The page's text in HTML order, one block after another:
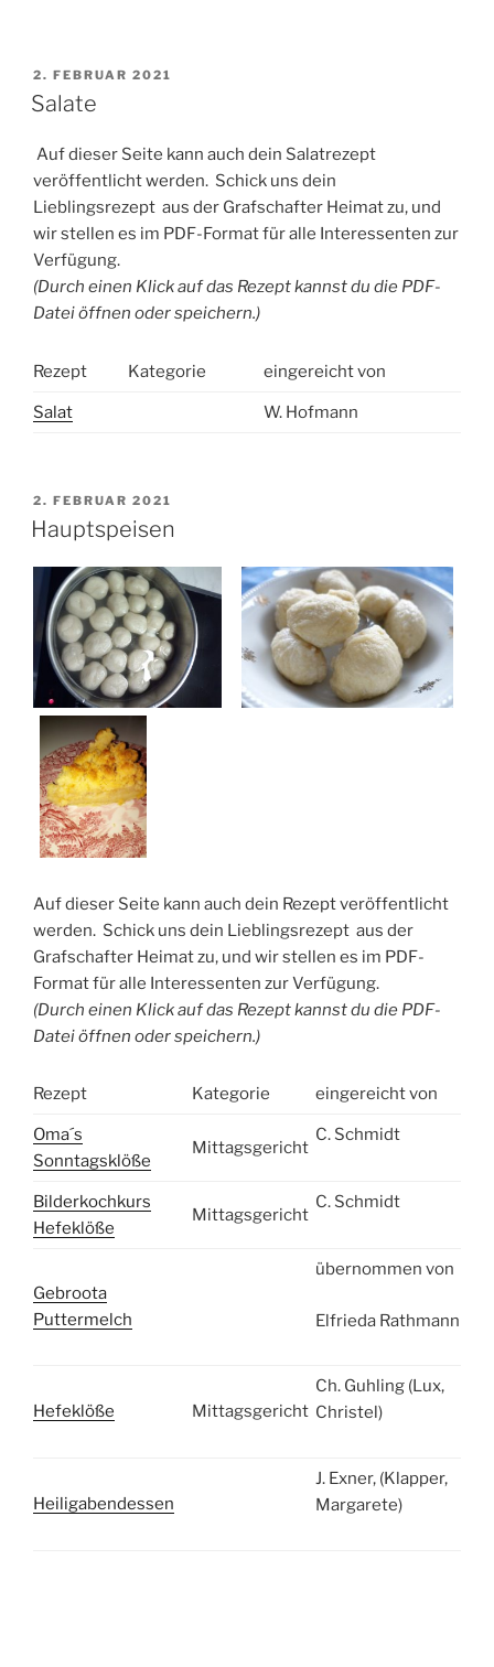
VERÖFFENTLICHT
AM
2. FEBRUAR 2021
Salate
Auf dieser Seite kann auch dein Salatrezept
veröffentlicht werden. Schick uns dein
Lieblingsrezept aus der Grafschafter Heimat zu, und
wir stellen es im PDF-Format für alle Interessenten zur
Verfügung.
(Durch einen Klick auf das Rezept kannst du die PDF-
Datei öffnen oder speichern.)
Rezept Kategorie eingereicht von
Salat W. Hofmann
VERÖFFENTLICHT
AM
2. FEBRUAR 2021
Hauptspeisen
Auf dieser Seite kann auch dein Rezept veröffentlicht
werden. Schick uns dein Lieblingsrezept aus der
Grafschafter Heimat zu, und wir stellen es im PDF-
Format für alle Interessenten zur Verfügung.
(Durch einen Klick auf das Rezept kannst du die PDF-
Datei öffnen oder speichern.)
Rezept Kategorie eingereicht von
Oma´s
Sonntagsklöße
Mittagsgericht
C. Schmidt
Bilderkochkurs
Hefeklöße
Mittagsgericht
C. Schmidt
Gebroota
Puttermelch
übernommen von
Elfrieda Rathmann
Hefeklöße Mittagsgericht
Ch. Guhling (Lux,
Christel)
Heiligabendessen
J. Exner, (Klapper,
Margarete)